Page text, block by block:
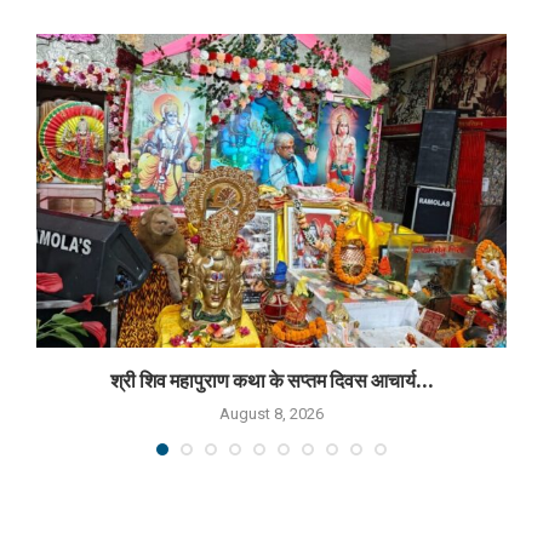
श्री शिव महापुराण कथा के सप्तम दिवस आचार्य...
August 8, 2026